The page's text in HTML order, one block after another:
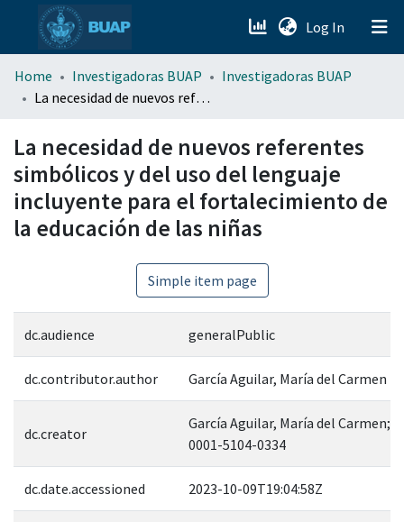
Log In (current)
menu.section.about_menu
Home Investigadoras BUAP
Investigadoras BUAP
La necesidad de nuevos referentes simbólicos y del uso del lenguaje incluyente para el fortalecimiento de la educación de las niñas
La necesidad de nuevos referentes
simbólicos y del uso del lenguaje
incluyente para el fortalecimiento de
la educación de las niñas
Simple item page
dc.audience generalPublic
dc.contributor.author García Aguilar, María del Carmen
dc.creator
García Aguilar, María del Carmen;
0001-5104-0334
dc.date.accessioned 2023-10-09T19:04:58Z